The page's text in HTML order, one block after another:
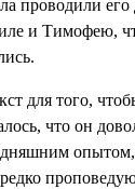
проводили
и Тимофею,
для того,
что он